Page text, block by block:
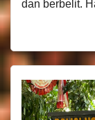
dan berbelit.